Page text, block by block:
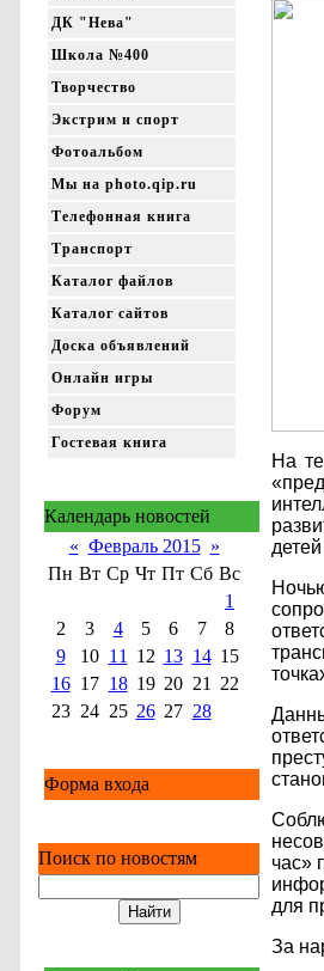
ДК "Нева"
Школа №400
Творчество
Экстрим и спорт
Фотоальбом
Мы на photo.qip.ru
Телефонная книга
Транспорт
Каталог файлов
Каталог сайтов
Доска объявлений
Онлайн игры
Форум
Гостевая книга
Календарь новостей
« Февраль 2015 »
Пн Вт Ср Чт Пт Сб Вс
1
2
3 4 5 6 7
8
9
10 11 12 13 14 15
16 17 18 19 20 21
22
23 24 25 26 27 28
Форма входа
Поиск по новостям
На
час»
для
За